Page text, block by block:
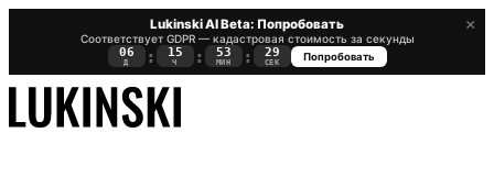
×
Lukinski AI Beta: Попробовать
Соответствует GDPR — кадастровая стоимость за секунды
06
Д : 15
Ч : 53
МИН : 28
СЕК
Попробовать